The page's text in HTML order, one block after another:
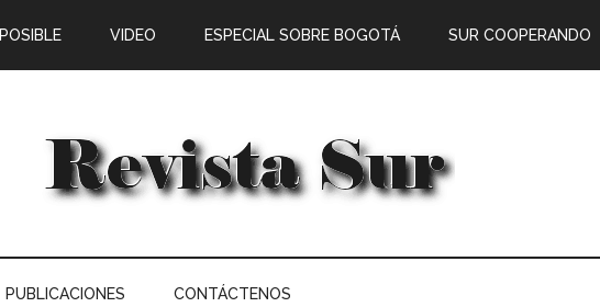
VIDEO ESPECIAL SOBRE BOGOTÁ SUR COOPERANDO
PUBLICACIONES CONTÁCTENOS